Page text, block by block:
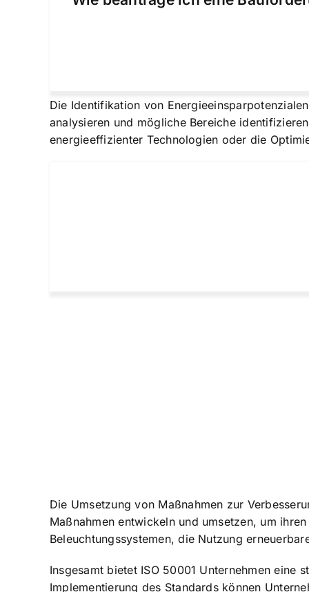
Die Identifikation von
analysieren und mögliche Bereiche
energieeffizienter Technologien oder die
Die Umsetzung von Maßnahmen zur
Maßnahmen entwickeln und umsetzen, um
Beleuchtungssystemen, die Nutzung
Insgesamt bietet ISO 50001 Unternehmen
Implementierung des Standards können